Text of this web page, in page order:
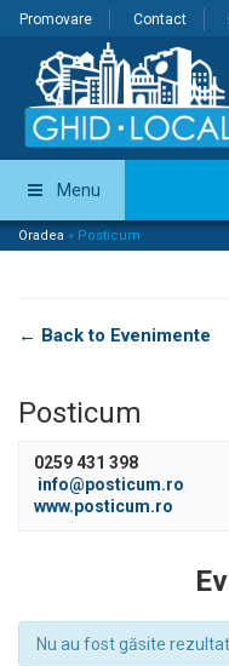
Promovare Contact
Menu
Oradea » Posticum
← Back to Evenimente
Posticum
0259 431 398
info@posticum.ro
www.posticum.ro
Nu au fost găsite